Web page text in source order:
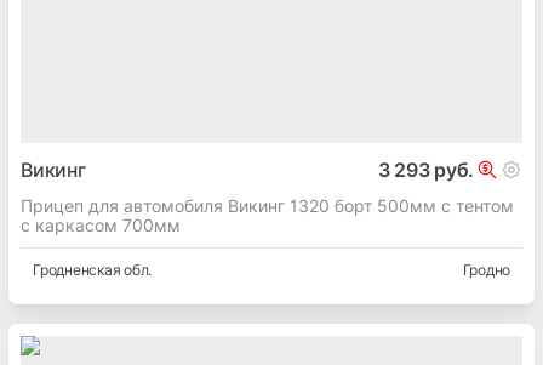
Викинг 3 293 руб.
Прицеп для автомобиля Викинг 1320 борт 500мм с тентом
с каркасом 700мм
Гродненская обл. Гродно